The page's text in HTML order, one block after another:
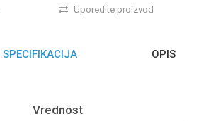
Uporedite proizvod
SPECIFIKACIJA OPIS
Vrednost